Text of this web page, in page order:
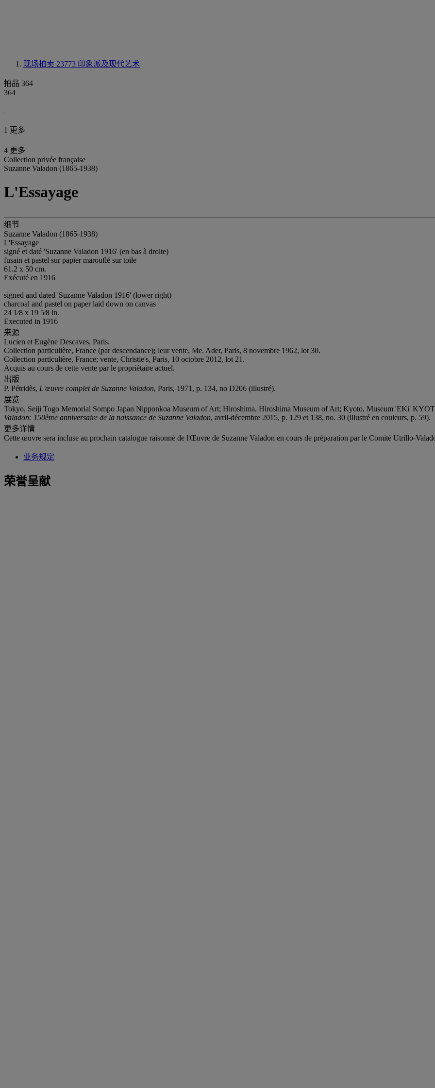
现场拍卖 23773 印象派及现代艺术
拍品 364
364
1 更多
4 更多
Collection privée française
Suzanne Valadon (1865-1938)
L'Essayage
细节
Suzanne Valadon (1865-1938)
L'Essayage
signé et daté 'Suzanne Valadon 1916' (en bas à droite)
fusain et pastel sur papier marouflé sur toile
61.2 x 50 cm.
Exécuté en 1916
signed and dated 'Suzanne Valadon 1916' (lower right)
charcoal and pastel on paper laid down on canvas
24 1⁄8 x 19 5⁄8 in.
Executed in 1916
来源
Lucien et Eugène Descaves, Paris.
Collection particulière, France (par descendance); leur vente, Me. Ader, Paris, 8 novembre 1962, lot 30.
Collection particulière, France; vente, Christie's, Paris, 10 octobre 2012, lot 21.
Acquis au cours de cette vente par le propriétaire actuel.
出版
P. Pétridès, L'œuvre complet de Suzanne Valadon, Paris, 1971, p. 134, no D206 (illustré).
展览
Tokyo, Seiji Togo Memorial Sompo Japan Nipponkoa Museum of Art; Hiroshima, Hiroshima Museum of Art; Kyoto, Museum 'EKi'
Valadon: 150ème anniversaire de la naissance de Suzanne Valadon, avril-décembre 2015, p. 129 et 138, no. 30 (illustré en couleurs, p. 59).
更多详情
Cette œuvre sera incluse au prochain catalogue raisonné de l'Œuvre de Suzanne Valadon en cours de préparation par le Comité Utrillo-
业务规定
荣誉呈献